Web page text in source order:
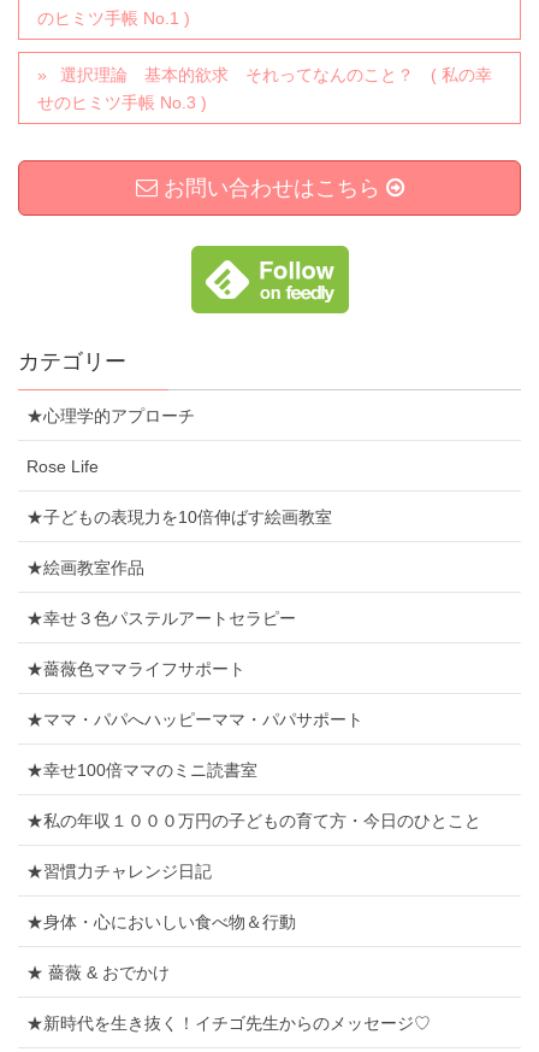
のヒミツ手帳 No.1 )
選択理論 基本的欲求 それってなんのこと？ ( 私の幸
せのヒミツ手帳 No.3 )
お問い合わせはこちら
カテゴリー
★心理学的アプローチ
Rose Life
★子どもの表現力を10倍伸ばす絵画教室
★絵画教室作品
★幸せ３色パステルアートセラピー
★薔薇色ママライフサポート
★ママ・パパへハッピーママ・パパサポート
★幸せ100倍ママのミニ読書室
★私の年収１０００万円の子どもの育て方・今日のひとこと
★習慣力チャレンジ日記
★身体・心においしい食べ物＆行動
★ 薔薇 & おでかけ
★新時代を生き抜く！イチゴ先生からのメッセージ♡